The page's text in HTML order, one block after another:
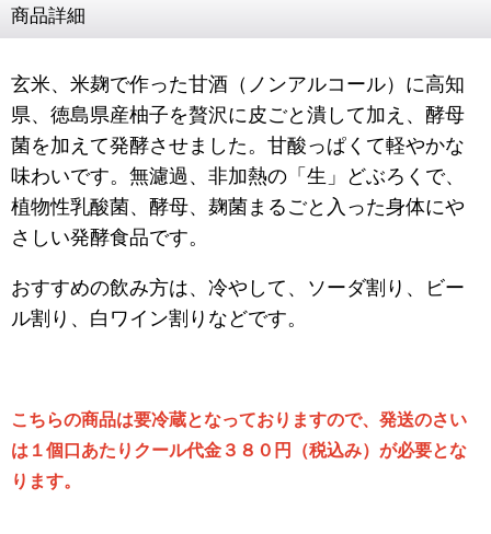
商品詳細
玄米、米麹で作った甘酒（ノンアルコール）に高知
県、徳島県産柚子を贅沢に皮ごと潰して加え、酵母
菌を加えて発酵させました。甘酸っぱくて軽やかな
味わいです。無濾過、非加熱の「生」どぶろくで、
植物性乳酸菌、酵母、麹菌まるごと入った身体にや
さしい発酵食品です。
おすすめの飲み方は、冷やして、ソーダ割り、ビー
ル割り、白ワイン割りなどです。
こちらの商品は要冷蔵となっておりますので、発送のさい
は１個口あたりクール代金３８０円（税込み）が必要とな
ります。